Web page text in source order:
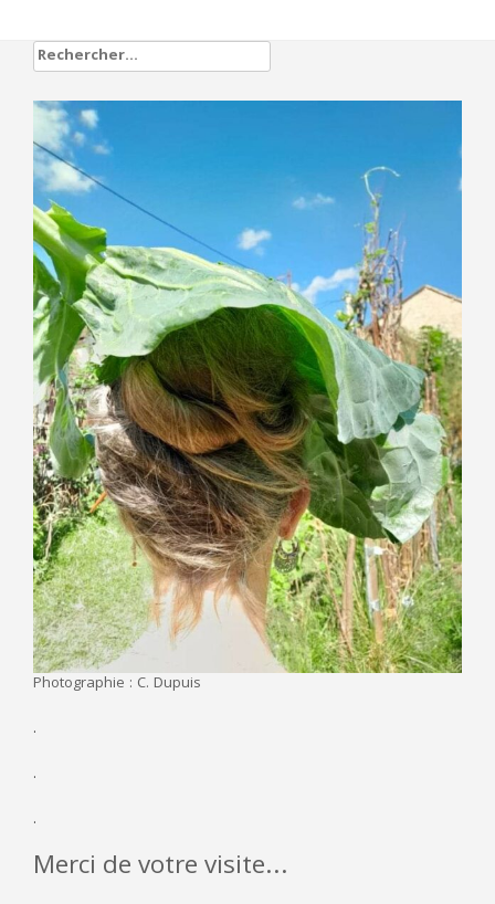
Rechercher :
Photographie : C. Dupuis
.
.
.
Merci de votre visite...